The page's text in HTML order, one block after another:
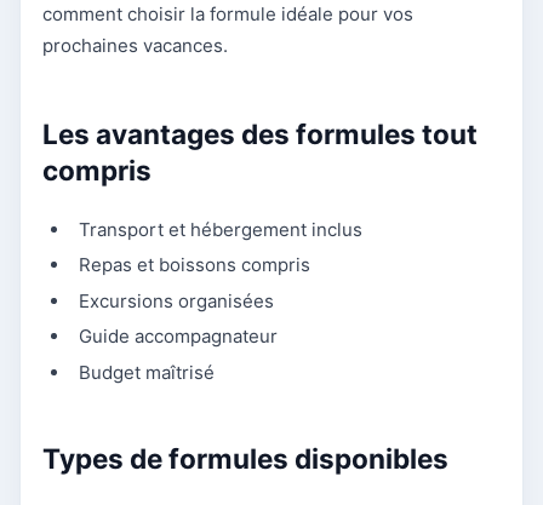
comment choisir la formule idéale pour vos
prochaines vacances.
Les avantages des formules tout
compris
Transport et hébergement inclus
Repas et boissons compris
Excursions organisées
Guide accompagnateur
Budget maîtrisé
Types de formules disponibles